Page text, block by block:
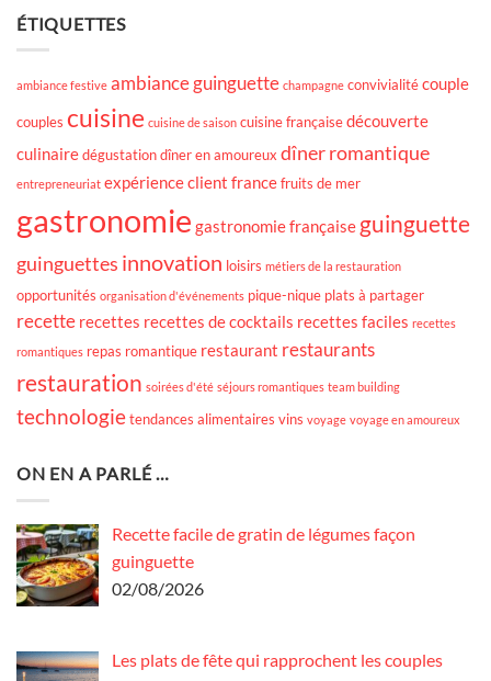
ÉTIQUETTES
ambiance festive ambiance guinguette champagne convivialitécouple
couples cuisine cuisine de saison cuisine françaisedécouverte
culinairedégustationdîner en amoureux dîner romantique
entrepreneuriat expérience client francefruits de mer
gastronomie gastronomie française guinguette
guinguettes innovation loisirs métiers de la restauration
opportunités organisation d'événements pique-nique plats à partager
recette recettes recettes de cocktails recettes faciles recettes
romantiques repas romantique restaurant restaurants
restauration soirées d'été séjours romantiques team building
technologietendances alimentaires vins voyage voyage en amoureux
ON EN A PARLÉ …
Recette facile de gratin de légumes façon
guinguette
02/08/2026
Les plats de fête qui rapprochent les couples